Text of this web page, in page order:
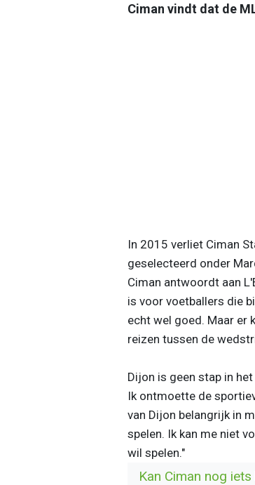
Ciman vindt dat de
In 2015 verliet Ciman
geselecteerd onder
Ciman antwoordt aan
is voor voetballers die
echt wel goed. Maar er
reizen tussen de
Dijon is geen stap in
Ik ontmoette de
van Dijon belangrijk in
spelen. Ik kan me niet
wil spelen."
Kan Ciman nog